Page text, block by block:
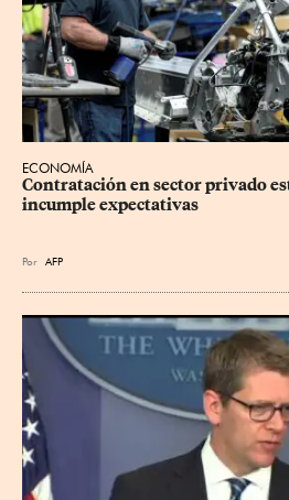
ECONOMÍA
Contratación en sector privado
incumple expectativas
Por AFP